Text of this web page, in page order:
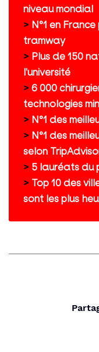
niveau mondial
> N°1 en
tramway
> Plus de 150
l'université
> 6 000
technologies
> N°1 des
> N°1 des
selon
> 5 lauréats du
> Top 10 des
sont les plus